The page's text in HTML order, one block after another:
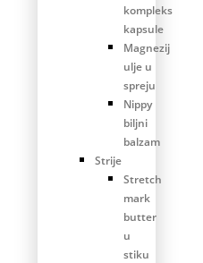
kompleks
kapsule
Magnezij
ulje u
spreju
Nippy
biljni
balzam
Strije
Stretch
mark
butter
u
stiku